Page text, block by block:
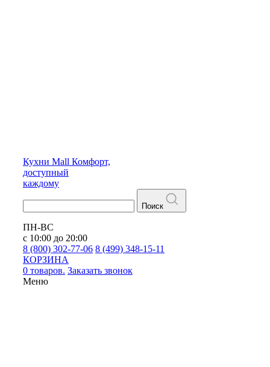
Кухни Mall Комфорт,
доступный
каждому
Поиск
ПН-ВС
с 10:00 до 20:00
8 (800) 302-77-06 8 (499) 348-15-11
КОРЗИНА
0 товаров. Заказать звонок
Меню